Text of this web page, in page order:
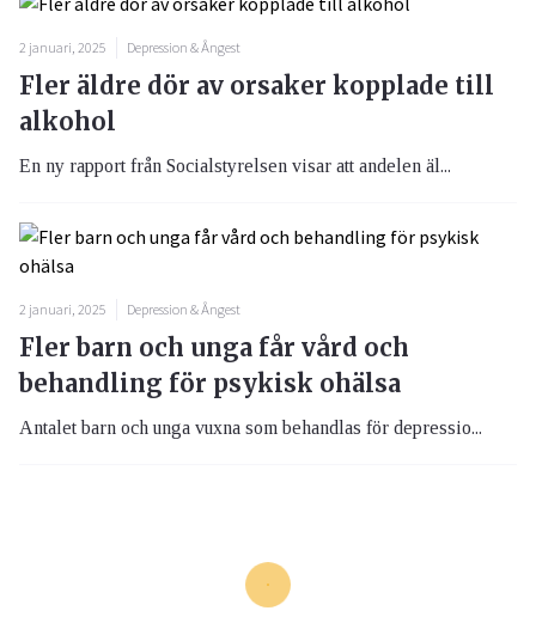
2 januari, 2025 Depression & Ångest
Fler äldre dör av orsaker kopplade till
alkohol
En ny rapport från Socialstyrelsen visar att andelen äl...
2 januari, 2025 Depression & Ångest
Fler barn och unga får vård och
behandling för psykisk ohälsa
Antalet barn och unga vuxna som behandlas för depressio...